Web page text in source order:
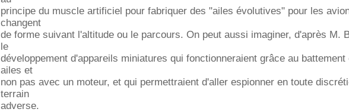
principe du muscle artificiel pour fabriquer des "ailes évolutives" pour les
changent
de forme suivant l'altitude ou le parcours. On peut aussi imaginer, d'après M.
le
développement d'appareils miniatures qui fonctionneraient grâce au battement
ailes et
non pas avec un moteur, et qui permettraient d'aller espionner en toute
terrain
adverse.